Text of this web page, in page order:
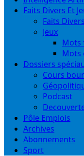
Faits Divers Et
Faits Divers
Jeux
Mots
Mots
Dossiers
Cours
Podcast
Pôle Emplois
Archives
Abonnements
Sport